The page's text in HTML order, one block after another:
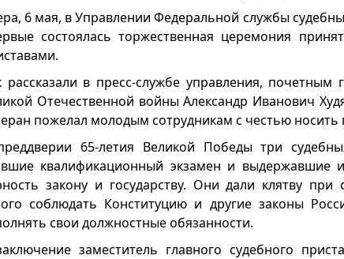
6 мая, в Управлении Федеральной службы
состоялась торжественная церемония
рассказали в пресс-службе управления, почетным
Отечественной войны Александр Иванович
пожелал молодым сотрудникам с честью носить
65-летия Великой Победы три
квалификационный экзамен и выдержавшие
закону и государству. Они дали клятву
соблюдать Конституцию и другие законы
свои должностные обязанности.
заместитель главного судебного